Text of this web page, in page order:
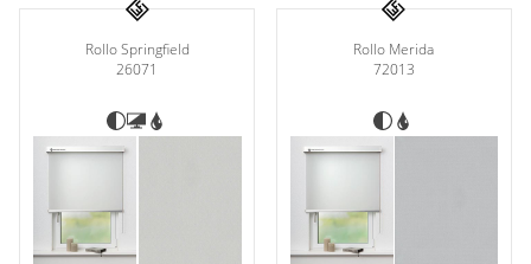
Rollo Springfield
26071
Rollo Merida
72013